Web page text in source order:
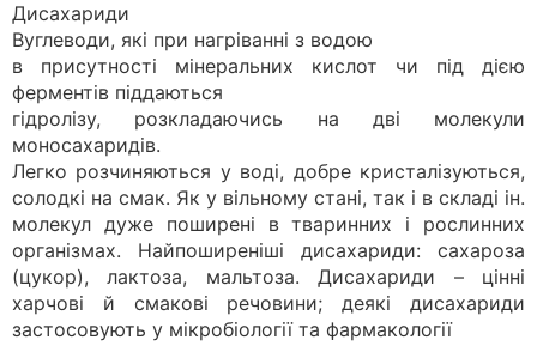
Дисахариди
Вуглеводи, які при нагріванні з водою
в присутності мінеральних кислот чи під дією
ферментів піддаються
гідролізу, розкладаючись на дві молекули
моносахаридів.
Легко розчиняються у воді, добре кристалізуються,
солодкі на смак. Як у вільному стані, так і в складі ін.
молекул дуже поширені в тваринних і рослинних
організмах. Найпоширеніші дисахариди: сахароза
(цукор), лактоза, мальтоза. Дисахариди – цінні
харчові й смакові речовини; деякі дисахариди
застосовують у мікробіології та фармакології